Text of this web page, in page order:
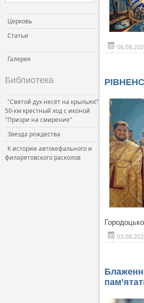
Церковь и
Церковь
Статьи
Галерея
Библиотека
"Святой дух несёт на крыльях!"
50-км крестный ход с иконой
"Призри на смирение"
Звезда рождества
К истории автокефального и
филаретовского расколов